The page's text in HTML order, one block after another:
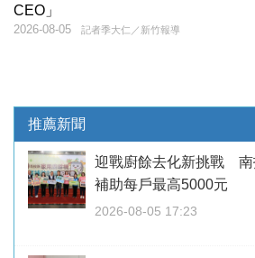
CEO」
記者季大仁／新竹報導
2026-08-05
推薦新聞
迎戰廚餘去化新挑戰 南
補助每戶最高5000元
2026-08-05 17:23